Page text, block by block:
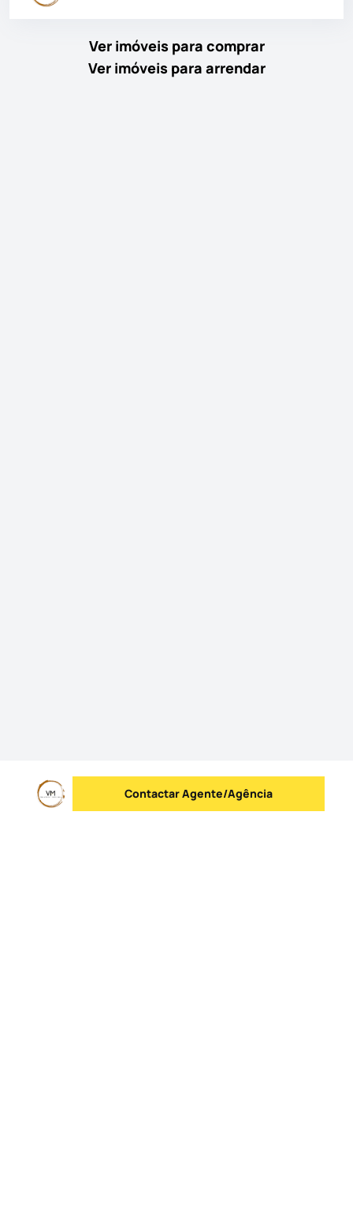
Ver imóveis para comprar
Ver imóveis para arrendar
Enviar mensagem
Contactar Agente/Agência